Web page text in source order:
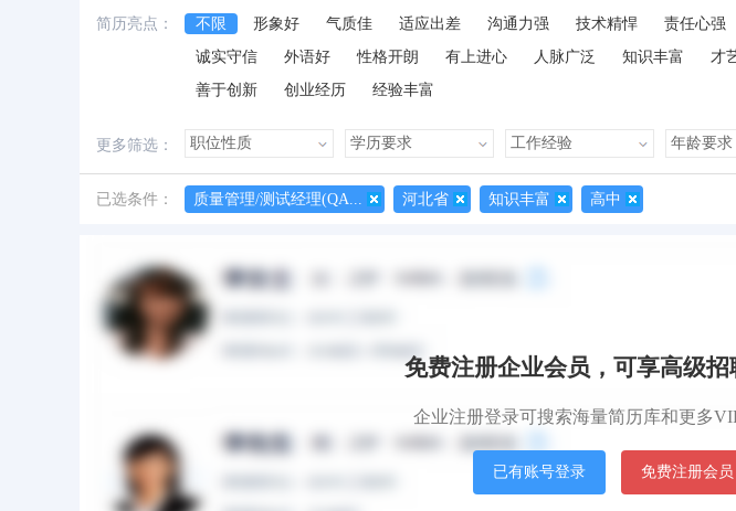
简历亮点： 不限 形象好 气质佳 适应出差 沟通力强 技术精悍 责任心强
诚实守信
外语好 性格开朗 有上进心 人脉广泛 知识丰富 才
善于创新
创业经历 经验丰富
更多筛选：
已选条件： 质量管理/测试经理(QA... 河北省 知识丰富 高中
所有简历
免费注册企业会员，可享高级招
企业注册登录可搜索海量简历库和更多
已有账号登录 免费注册会员